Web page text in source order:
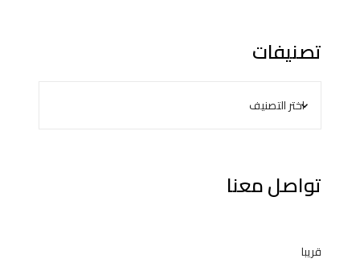
تصنيفات
تواصل معنا
قريبا